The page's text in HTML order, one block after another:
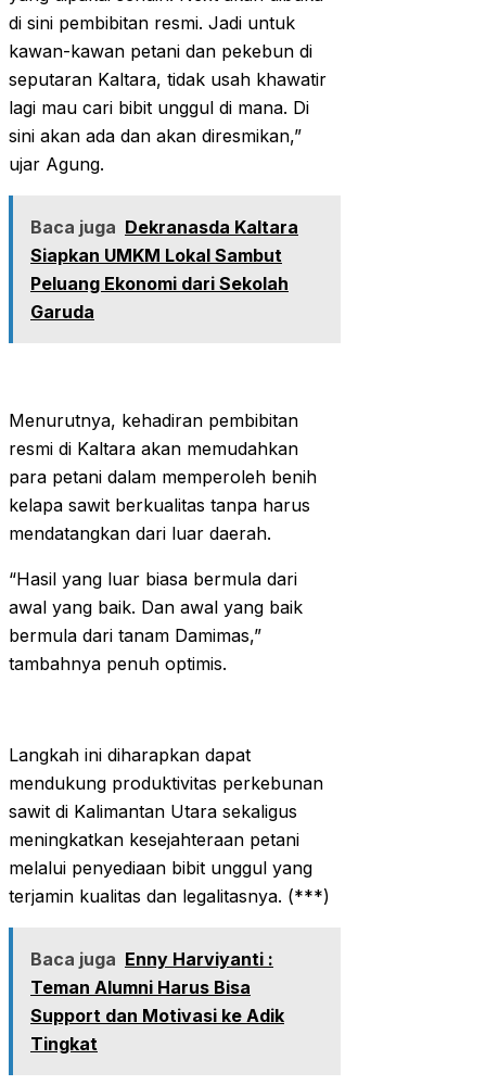
di sini pembibitan resmi. Jadi untuk
kawan-kawan petani dan pekebun di
seputaran Kaltara, tidak usah khawatir
lagi mau cari bibit unggul di mana. Di
sini akan ada dan akan diresmikan,”
ujar Agung.
Baca juga Dekranasda Kaltara
Siapkan UMKM Lokal Sambut
Peluang Ekonomi dari Sekolah
Garuda
Menurutnya, kehadiran pembibitan
resmi di Kaltara akan memudahkan
para petani dalam memperoleh benih
kelapa sawit berkualitas tanpa harus
mendatangkan dari luar daerah.
“Hasil yang luar biasa bermula dari
awal yang baik. Dan awal yang baik
bermula dari tanam Damimas,”
tambahnya penuh optimis.
Langkah ini diharapkan dapat
mendukung produktivitas perkebunan
sawit di Kalimantan Utara sekaligus
meningkatkan kesejahteraan petani
melalui penyediaan bibit unggul yang
terjamin kualitas dan legalitasnya. (***)
Baca juga Enny Harviyanti :
Teman Alumni Harus Bisa
Support dan Motivasi ke Adik
Tingkat